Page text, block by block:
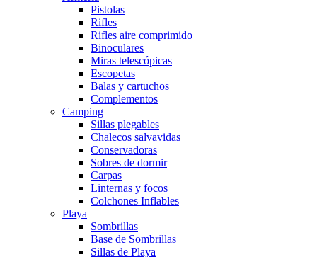
Pistolas
Rifles
Rifles aire comprimido
Binoculares
Miras telescópicas
Escopetas
Balas y cartuchos
Complementos
Camping
Sillas plegables
Chalecos salvavidas
Conservadoras
Sobres de dormir
Carpas
Linternas y focos
Colchones Inflables
Playa
Sombrillas
Base de Sombrillas
Sillas de Playa